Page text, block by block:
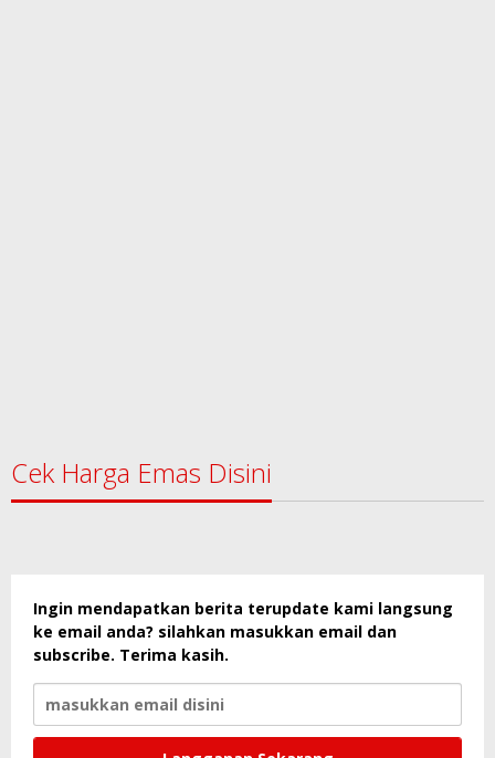
Cek Harga Emas Disini
Ingin mendapatkan berita terupdate kami langsung
ke email anda? silahkan masukkan email dan
subscribe. Terima kasih.